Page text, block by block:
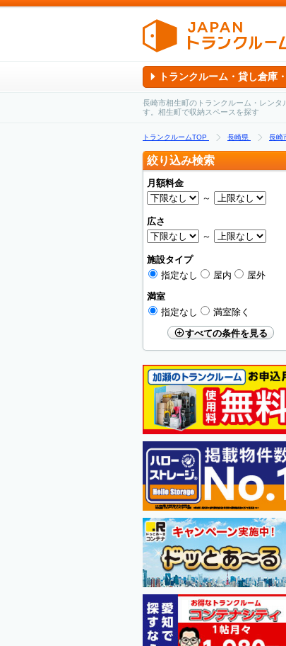
トランクルーム・貸し倉庫
長崎市相生町のトランクルーム・レン
す。相生町で収納スペースを探す
トランクルームTOP 長崎県 長崎
絞り込み検索
月額料金
～
広さ
～
施設タイプ
指定なし
屋内
屋外
満室
指定なし
満室除く
すべての条件を見る